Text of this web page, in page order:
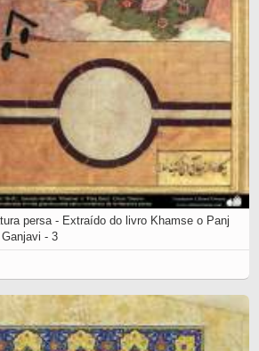
persa - Extraído do livro Khamse o Panj
- 3